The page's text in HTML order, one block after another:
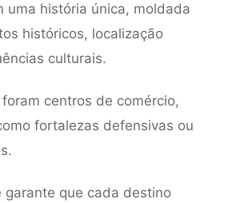
uma história única, moldada
históricos, localização
culturais.
centros de comércio,
fortalezas defensivas ou
garante que cada destino